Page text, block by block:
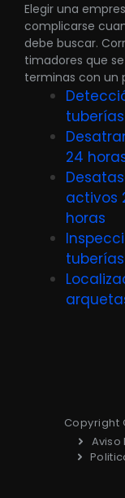
Elegir una
complicarse
debe buscar.
timadores que
terminas con un
tuberías
24
activos
horas
tuberías
Copyright
Aviso